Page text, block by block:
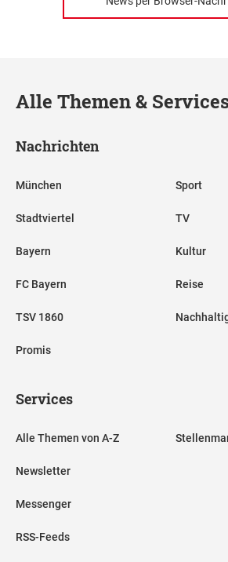
Alle Themen &
Nachrichten
München
Stadtviertel
Bayern
FC Bayern
TSV 1860
Promis
Sport
TV
Kultur
Reise
Services
Alle Themen von A-Z
Newsletter
Messenger
RSS-Feeds